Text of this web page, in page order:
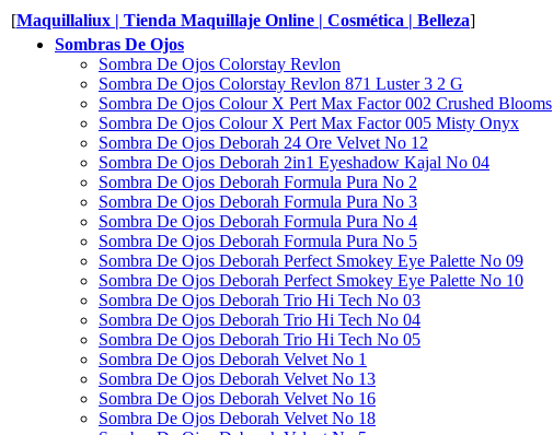
[Maquillaliux | Tienda Maquillaje Online | Cosmética | Belleza]
Sombras De Ojos
Sombra De Ojos Colorstay Revlon
Sombra De Ojos Colorstay Revlon 871 Luster 3 2 G
Sombra De Ojos Colour X Pert Max Factor 002 Crushed Blooms
Sombra De Ojos Colour X Pert Max Factor 005 Misty Onyx
Sombra De Ojos Deborah 24 Ore Velvet No 12
Sombra De Ojos Deborah 2in1 Eyeshadow Kajal No 04
Sombra De Ojos Deborah Formula Pura No 2
Sombra De Ojos Deborah Formula Pura No 3
Sombra De Ojos Deborah Formula Pura No 4
Sombra De Ojos Deborah Formula Pura No 5
Sombra De Ojos Deborah Perfect Smokey Eye Palette No 09
Sombra De Ojos Deborah Perfect Smokey Eye Palette No 10
Sombra De Ojos Deborah Trio Hi Tech No 03
Sombra De Ojos Deborah Trio Hi Tech No 04
Sombra De Ojos Deborah Trio Hi Tech No 05
Sombra De Ojos Deborah Velvet No 1
Sombra De Ojos Deborah Velvet No 13
Sombra De Ojos Deborah Velvet No 16
Sombra De Ojos Deborah Velvet No 18